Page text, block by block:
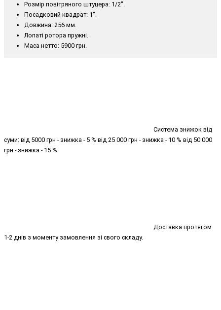
Розмір повітряного штуцера: 1/2".
Посадковий квадрат: 1".
Довжина: 256 мм.
Лопаті ротора пружні.
Маса нетто: 5900 грн.
Система знижок від
суми: від 5000 грн - знижка - 5 % від 25 000 грн - знижка - 10 % від 50 000
грн - знижка - 15 %
Доставка протягом
1-2 днів з моменту замовлення зі свого складу.